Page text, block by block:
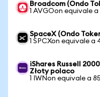
Broadcom (Ondo
1 AVGOon equivale a
SpaceX (Ondo
1 SPCXon equivale a
iShares Russell
Złoty polaco
1 IWNon equivale a